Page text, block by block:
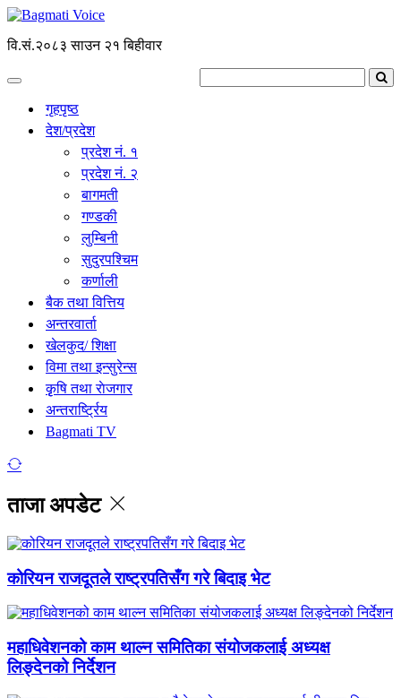
वि.सं.२०८३ साउन २१ बिहीवार
गृहपृष्ठ
देश/प्रदेश
प्रदेश नं. १
प्रदेश नं. २
बागमती
गण्डकी
लुम्बिनी
सुदुरपश्चिम
कर्णाली
बैक तथा वित्तिय
अन्तरवार्ता
खेलकुद/ शिक्षा
विमा तथा इन्सुरेन्स
कृृषि तथा राेजगार
अन्तरार्ष्ट्रिय
Bagmati TV
ताजा अपडेट
कोरियन राजदूतले राष्ट्रपतिसँग गरे बिदाइ भेट
महाधिवेशनको काम थाल्न समितिका संयोजकलाई अध्यक्ष
लिङ्देनको निर्देशन